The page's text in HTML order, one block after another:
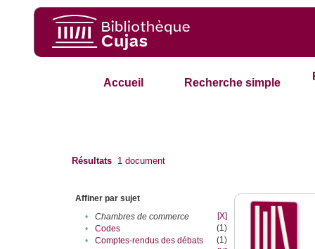
Accueil Recherche simple
Résultats 1 document
Affiner par sujet
•
Chambres de commerce
[X]
•
Codes
(1)
•
Comptes-rendus des débats
(1)